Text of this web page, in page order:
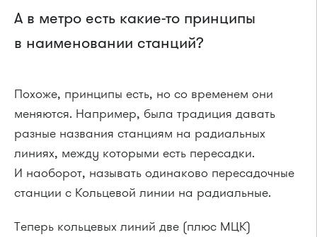
А в метро есть какие-то принципы
в наименовании станций?
Похоже, принципы есть, но со временем они
меняются. Например, была традиция давать
разные названия станциям на радиальных
линиях, между которыми есть пересадки.
И наоборот, называть одинаково пересадочные
станции с Кольцевой линии на радиальные.
Теперь кольцевых линий две (плюс МЦК)